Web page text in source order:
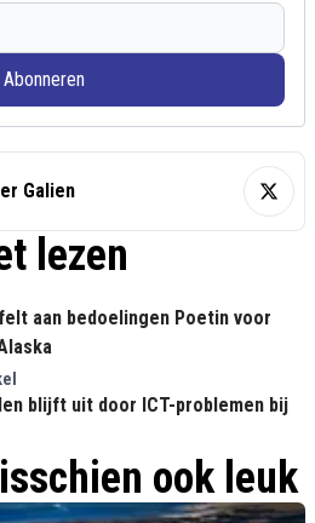
Abonneren
Galien
lezen
aan bedoelingen Poetin voor
blijft uit door ICT-problemen bij
ook leuk